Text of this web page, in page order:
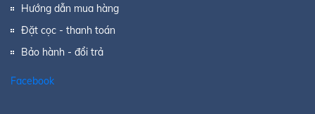
Hướng dẫn mua hàng
Đặt cọc - thanh toán
Bảo hành - đổi trả
Facebook